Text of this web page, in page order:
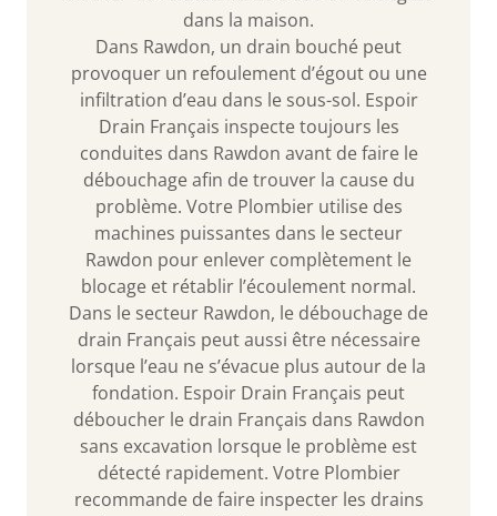
dans la maison.
Dans Rawdon, un drain bouché peut
provoquer un refoulement d’égout ou une
infiltration d’eau dans le sous-sol. Espoir
Drain Français inspecte toujours les
conduites dans Rawdon avant de faire le
débouchage afin de trouver la cause du
problème. Votre Plombier utilise des
machines puissantes dans le secteur
Rawdon pour enlever complètement le
blocage et rétablir l’écoulement normal.
Dans le secteur Rawdon, le débouchage de
drain Français peut aussi être nécessaire
lorsque l’eau ne s’évacue plus autour de la
fondation. Espoir Drain Français peut
déboucher le drain Français dans Rawdon
sans excavation lorsque le problème est
détecté rapidement. Votre Plombier
recommande de faire inspecter les drains